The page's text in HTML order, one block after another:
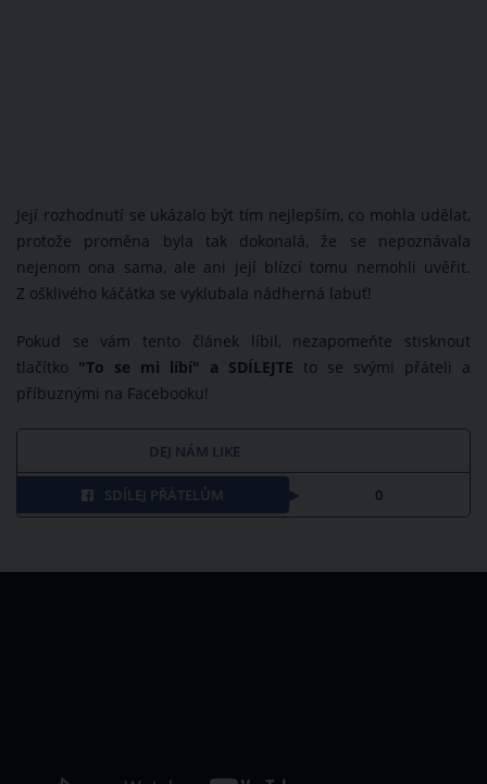
Její rozhodnutí se ukázalo být tím nejlepším, co mohla udělat,
protože proměna byla tak dokonalá, že se nepoznávala
nejenom ona sama, ale ani její blízcí tomu nemohli uvěřit.
Z ošklivého káčátka se vyklubala nádherná labuť!
Pokud se vám tento článek líbil, nezapomeňte stisknout
tlačítko "To se mi líbí" a SDÍLEJTE to se svými přáteli a
příbuznými na Facebooku!
DEJ NÁM LIKE
SDÍLEJ PŘÁTELŮM 0